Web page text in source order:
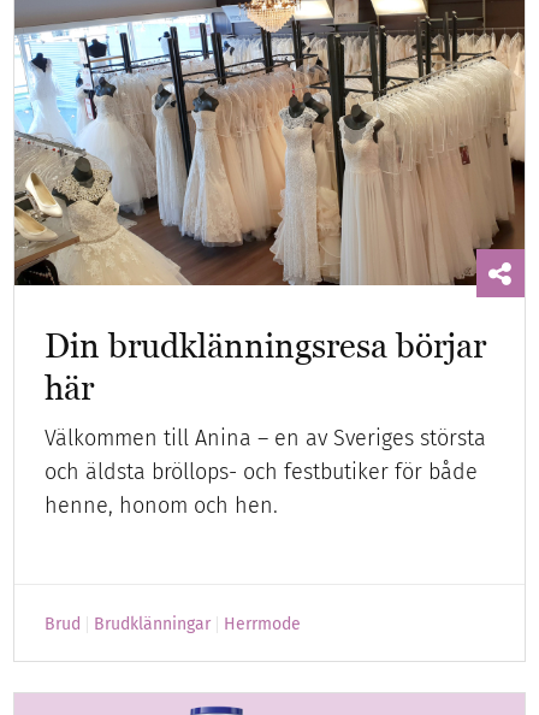
Din brudklänningsresa börjar
här
Välkommen till Anina – en av Sveriges största
och äldsta bröllops- och festbutiker för både
henne, honom och hen.
Brud Brudklänningar Herrmode